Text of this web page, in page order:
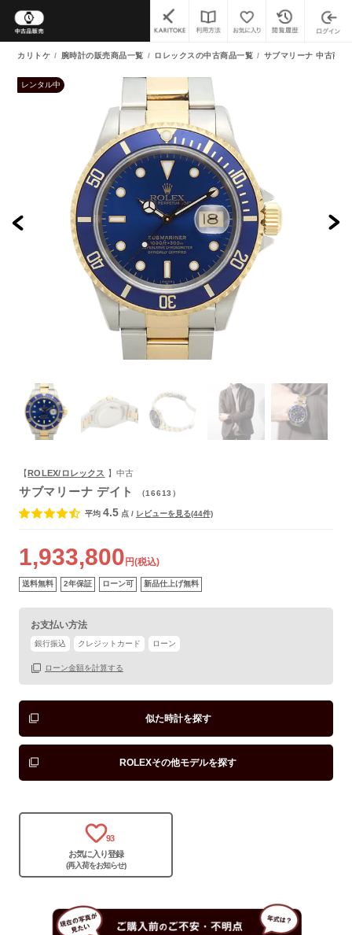
カリトケ 腕時計の販売商品一覧 ロレックスの中古商品一覧 サブマリーナ 中古商品
レンタル中
【 ROLEX/ロレックス 】中古
サブマリーナ デイト （16613）
平均 4.5 点 / レビューを見る(44件)
1,933,800 円(税込)
送料無料 2年保証 ローン可 新品仕上げ無料
お支払い方法
銀行振込 クレジットカード ローン
ローン金額を計算する
似た時計を探す
ROLEXその他モデルを探す
93
お気に入り登録
(再入荷をお知らせ)
保証書
箱
なし